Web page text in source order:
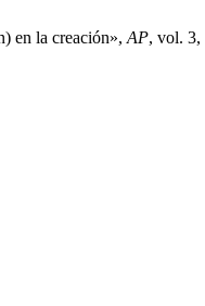
en la creación», AP, vol. 3,